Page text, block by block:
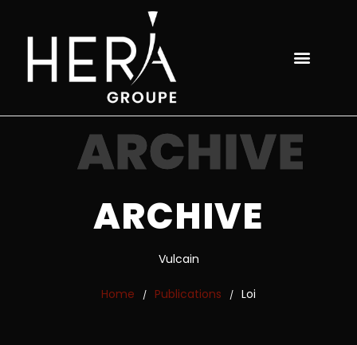
ARCHIVE
ARCHIVE
Vulcain
Home / Publications / Loi